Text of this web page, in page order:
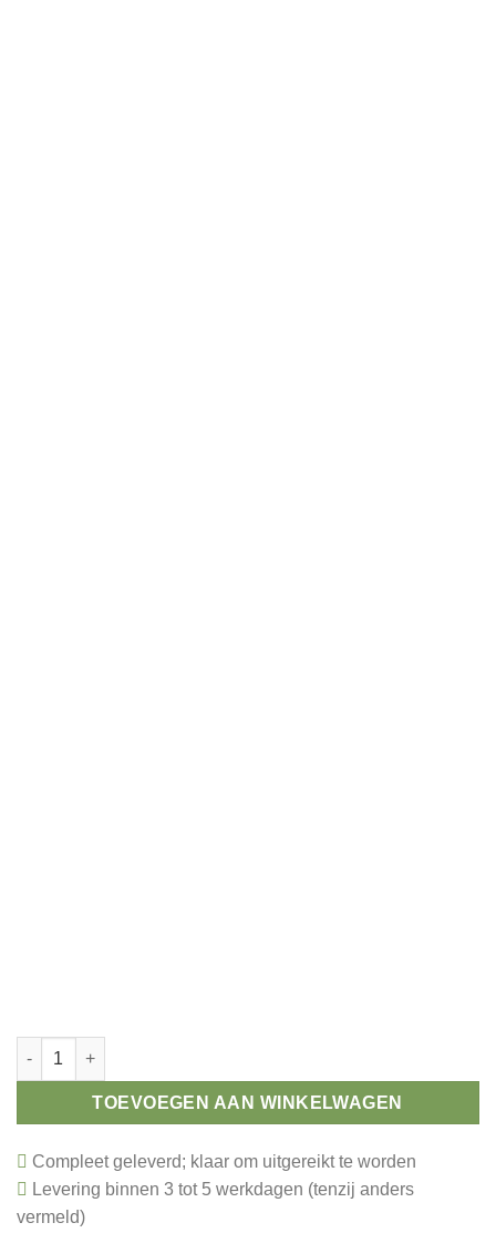
Winnaar trofee goud 205 mm aantal
TOEVOEGEN AAN WINKELWAGEN
Compleet geleverd; klaar om uitgereikt te worden
Levering binnen 3 tot 5 werkdagen (tenzij anders
vermeld)